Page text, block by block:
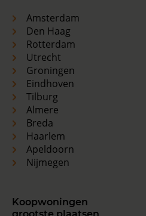
Amsterdam
Den Haag
Rotterdam
Utrecht
Groningen
Eindhoven
Tilburg
Almere
Breda
Haarlem
Apeldoorn
Nijmegen
Koopwoningen